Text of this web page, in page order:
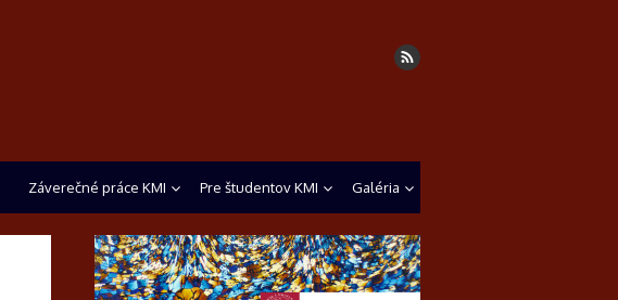
Záverečné práce KMI Pre študentov KMI Galéria